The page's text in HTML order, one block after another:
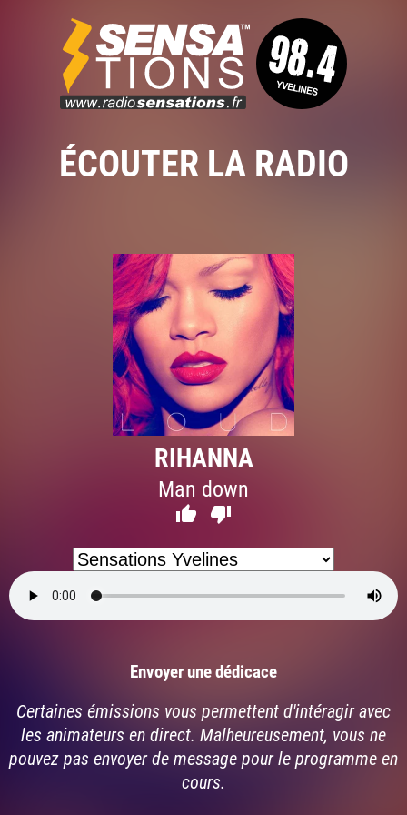
ÉCOUTER LA RADIO
RIHANNA
Man down
 
Envoyer une dédicace
Certaines émissions vous permettent d'intéragir avec
les animateurs en direct. Malheureusement, vous ne
pouvez pas envoyer de message pour le programme en
cours.